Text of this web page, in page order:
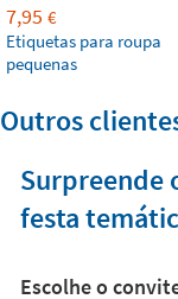
7,95 €
Etiquetas para roupa
pequenas
Outros
Surpreende
festa
Escolhe o